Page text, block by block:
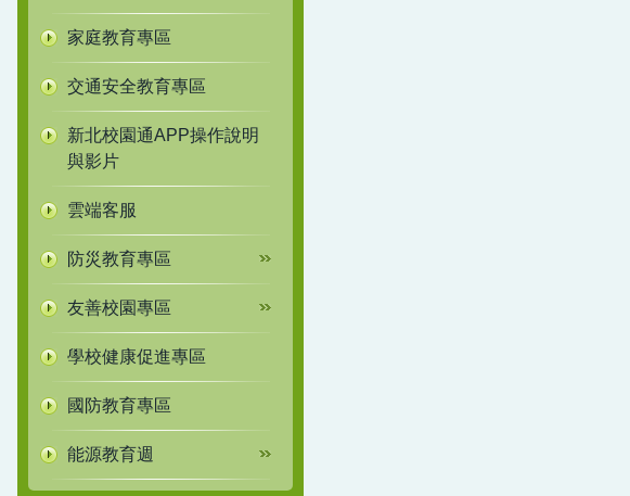
家庭教育專區
交通安全教育專區
新北校園通APP操作說明
與影片
雲端客服
防災教育專區
友善校園專區
學校健康促進專區
國防教育專區
能源教育週